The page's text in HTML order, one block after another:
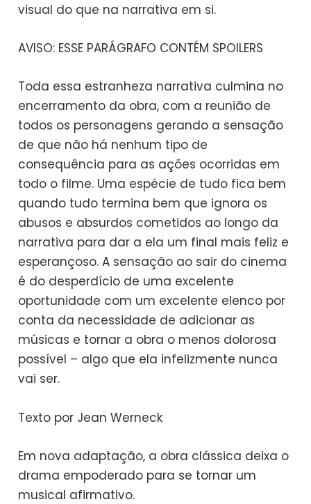
visual do que na narrativa em si.
AVISO: ESSE PARÁGRAFO CONTÉM SPOILERS
Toda essa estranheza narrativa culmina no
encerramento da obra, com a reunião de
todos os personagens gerando a sensação
de que não há nenhum tipo de
consequência para as ações ocorridas em
todo o filme. Uma espécie de tudo fica bem
quando tudo termina bem que ignora os
abusos e absurdos cometidos ao longo da
narrativa para dar a ela um final mais feliz e
esperançoso. A sensação ao sair do cinema
é do desperdício de uma excelente
oportunidade com um excelente elenco por
conta da necessidade de adicionar as
músicas e tornar a obra o menos dolorosa
possível – algo que ela infelizmente nunca
vai ser.
Texto por Jean Werneck
Em nova adaptação, a obra clássica deixa o
drama empoderado para se tornar um
musical afirmativo.